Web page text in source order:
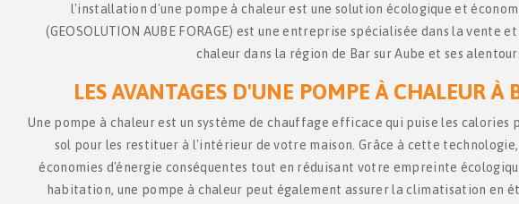
l'installation d'une pompe à chaleur est une solution écologique et
(GEOSOLUTION AUBE FORAGE) est une entreprise spécialisée dans la vente
chaleur dans la région de Bar sur Aube et ses
LES AVANTAGES D'UNE POMPE À CHALEUR À
Une pompe à chaleur est un système de chauffage efficace qui puise les calories
sol pour les restituer à l'intérieur de votre maison. Grâce à cette
économies d'énergie conséquentes tout en réduisant votre empreinte
habitation, une pompe à chaleur peut également assurer la climatisation en